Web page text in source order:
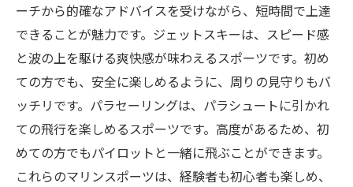
ーチから的確なアドバイスを受けながら、短時間で上達
できることが魅力です。ジェットスキーは、スピード感
と波の上を駆ける爽快感が味わえるスポーツです。初め
ての方でも、安全に楽しめるように、周りの見守りもバ
ッチリです。パラセーリングは、パラシュートに引かれ
ての飛行を楽しめるスポーツです。高度があるため、初
めての方でもパイロットと一緒に飛ぶことができます。
これらのマリンスポーツは、経験者も初心者も楽しめ、